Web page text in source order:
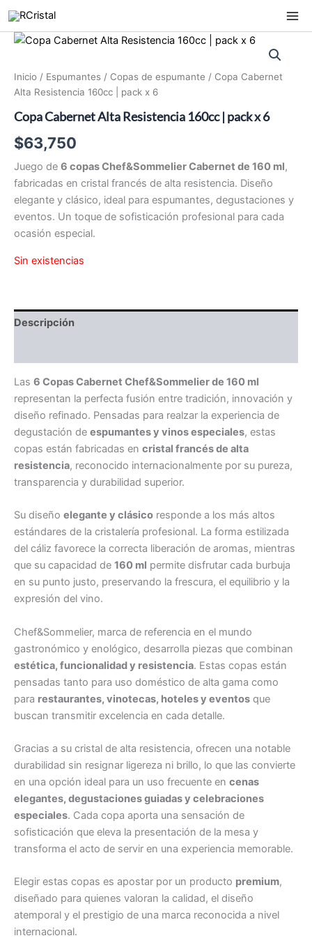
contenido
Inicio / Espumantes / Copas de espumante / Copa Cabernet
Alta Resistencia 160cc | pack x 6
Copa Cabernet Alta Resistencia 160cc | pack x 6
$63,750
Juego de 6 copas Chef&Sommelier Cabernet de 160 ml,
fabricadas en cristal francés de alta resistencia. Diseño
elegante y clásico, ideal para espumantes, degustaciones y
eventos. Un toque de sofisticación profesional para cada
ocasión especial.
Sin existencias
Descripción
Las 6 Copas Cabernet Chef&Sommelier de 160 ml
representan la perfecta fusión entre tradición, innovación y
diseño refinado. Pensadas para realzar la experiencia de
degustación de espumantes y vinos especiales, estas
copas están fabricadas en cristal francés de alta
resistencia, reconocido internacionalmente por su pureza,
transparencia y durabilidad superior.
Su diseño elegante y clásico responde a los más altos
estándares de la cristalería profesional. La forma estilizada
del cáliz favorece la correcta liberación de aromas, mientras
que su capacidad de 160 ml permite disfrutar cada burbuja
en su punto justo, preservando la frescura, el equilibrio y la
expresión del vino.
Chef&Sommelier, marca de referencia en el mundo
gastronómico y enológico, desarrolla piezas que combinan
estética, funcionalidad y resistencia. Estas copas están
pensadas tanto para uso doméstico de alta gama como
para restaurantes, vinotecas, hoteles y eventos que
buscan transmitir excelencia en cada detalle.
Gracias a su cristal de alta resistencia, ofrecen una notable
durabilidad sin resignar ligereza ni brillo, lo que las convierte
en una opción ideal para un uso frecuente en cenas
elegantes, degustaciones guiadas y celebraciones
especiales. Cada copa aporta una sensación de
sofisticación que eleva la presentación de la mesa y
transforma el acto de servir en una experiencia memorable.
Elegir estas copas es apostar por un producto premium,
diseñado para quienes valoran la calidad, el diseño
atemporal y el prestigio de una marca reconocida a nivel
internacional.